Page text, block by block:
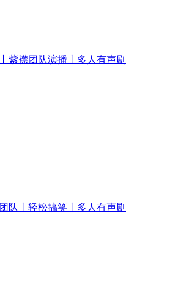
紫襟团队演播丨多人有声剧
队丨轻松搞笑丨多人有声剧